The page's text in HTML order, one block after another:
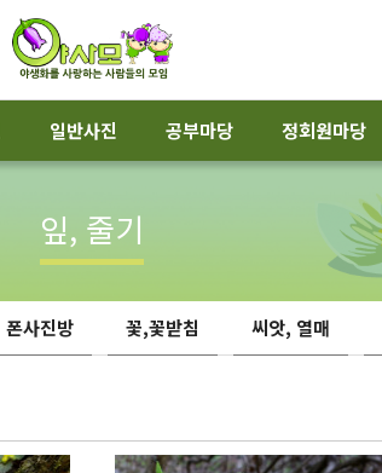
일반사진 공부마당 정회원마당
잎, 줄기
폰사진방 꽃,꽃받침 씨앗, 열매